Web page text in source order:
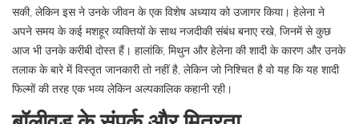
सकी, लेकिन इस ने उनके जीवन के एक विशेष अध्याय को उजागर किया। हेलेना ने
अपने समय के कई मशहूर व्यक्तियों के साथ नजदीकी संबंध बनाए रखे, जिनमें से कुछ
आज भी उनके करीबी दोस्त हैं। हालांकि, मिथुन और हेलेना की शादी के कारण और उनके
तलाक के बारे में विस्तृत जानकारी तो नहीं है, लेकिन जो निश्चित है वो यह कि यह शादी
फिल्मों की तरह एक भव्य लेकिन अल्पकालिक कहानी रही।